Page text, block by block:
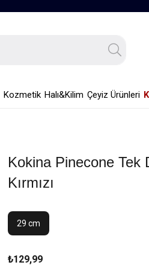
Kozmetik Halı&Kilim Çeyiz Ürünleri
Kokina Pinecone Tek
Kırmızı
29 cm
₺129,99